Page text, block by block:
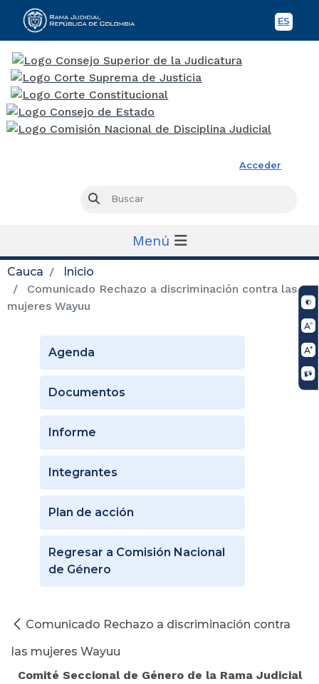
ES
Acceder
Buscar
Menú
Cauca
Inicio
Comunicado Rechazo a discriminación contra las
mujeres Wayuu
Agenda
Documentos
Informe
Integrantes
Plan de acción
Regresar a Comisión Nacional
de Género
Comunicado Rechazo a discriminación contra
las mujeres Wayuu
Comité Seccional de Género de la Rama Judicial